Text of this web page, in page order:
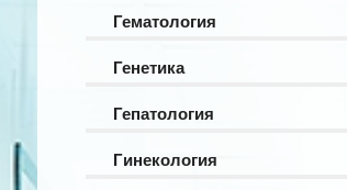
Гематология
Генетика
Гепатология
Гинекология